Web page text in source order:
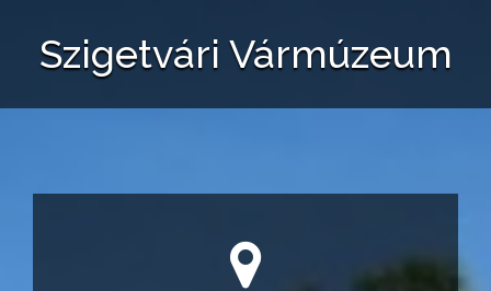
Szigetvári Vármúzeum